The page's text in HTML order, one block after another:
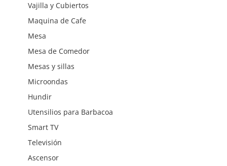
Vajilla y Cubiertos
Maquina de Cafe
Mesa
Mesa de Comedor
Mesas y sillas
Microondas
Hundir
Utensilios para Barbacoa
Smart TV
Televisión
Ascensor